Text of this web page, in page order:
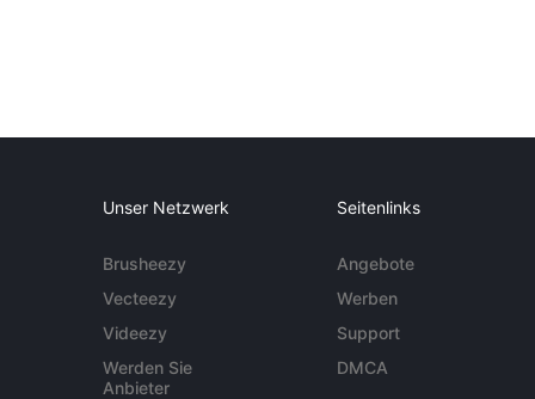
Unser Netzwerk
Brusheezy
Vecteezy
Videezy
Werden Sie
Anbieter
Seitenlinks
Angebote
Werben
Support
DMCA